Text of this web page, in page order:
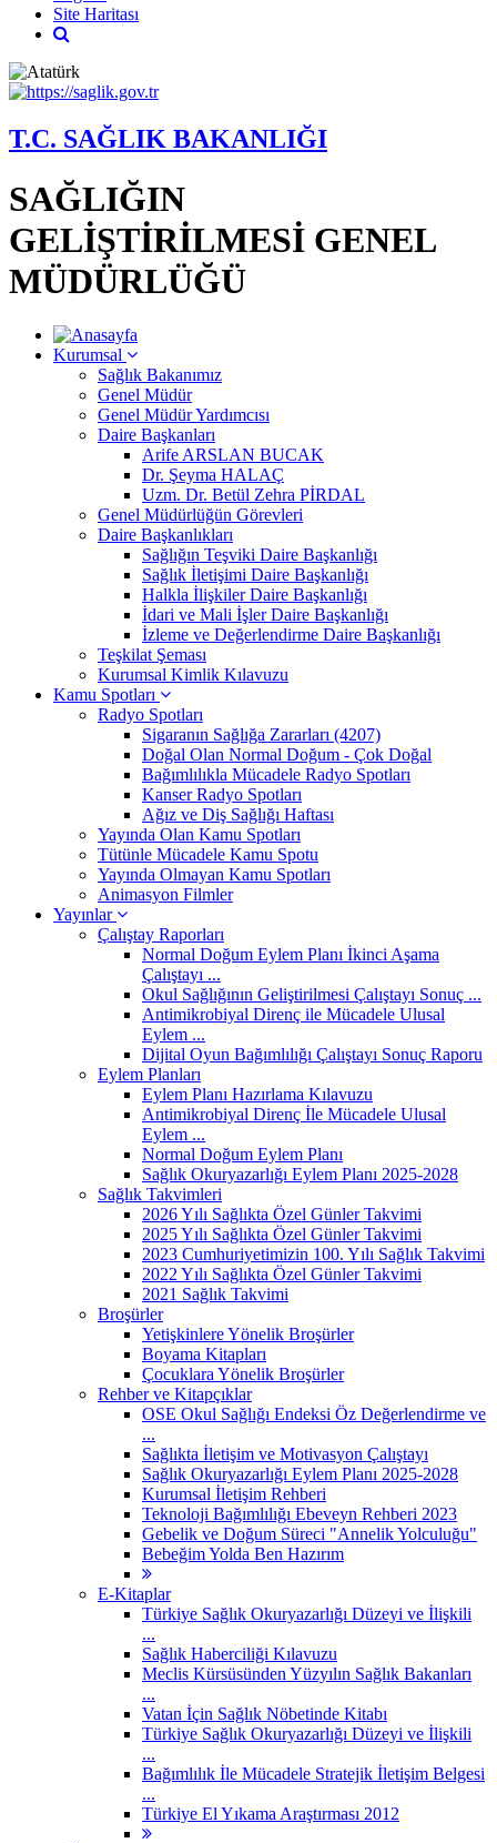
Site Haritası
T.C. SAĞLIK BAKANLIĞI
SAĞLIĞIN
GELİŞTİRİLMESİ GENEL
MÜDÜRLÜĞÜ
Kurumsal
Sağlık Bakanımız
Genel Müdür
Genel Müdür Yardımcısı
Daire Başkanları
Arife ARSLAN BUCAK
Dr. Şeyma HALAÇ
Uzm. Dr. Betül Zehra PİRDAL
Genel Müdürlüğün Görevleri
Daire Başkanlıkları
Sağlığın Teşviki Daire Başkanlığı
Sağlık İletişimi Daire Başkanlığı
Halkla İlişkiler Daire Başkanlığı
İdari ve Mali İşler Daire Başkanlığı
İzleme ve Değerlendirme Daire Başkanlığı
Teşkilat Şeması
Kurumsal Kimlik Kılavuzu
Kamu Spotları
Radyo Spotları
Sigaranın Sağlığa Zararları (4207)
Doğal Olan Normal Doğum - Çok Doğal
Bağımlılıkla Mücadele Radyo Spotları
Kanser Radyo Spotları
Ağız ve Diş Sağlığı Haftası
Yayında Olan Kamu Spotları
Tütünle Mücadele Kamu Spotu
Yayında Olmayan Kamu Spotları
Animasyon Filmler
Yayınlar
Çalıştay Raporları
Normal Doğum Eylem Planı İkinci Aşama
Çalıştayı ...
Okul Sağlığının Geliştirilmesi Çalıştayı Sonuç ...
Antimikrobiyal Direnç ile Mücadele Ulusal
Eylem ...
Dijital Oyun Bağımlılığı Çalıştayı Sonuç Raporu
Eylem Planları
Eylem Planı Hazırlama Kılavuzu
Antimikrobiyal Direnç İle Mücadele Ulusal
Eylem ...
Normal Doğum Eylem Planı
Sağlık Okuryazarlığı Eylem Planı 2025-2028
Sağlık Takvimleri
2026 Yılı Sağlıkta Özel Günler Takvimi
2025 Yılı Sağlıkta Özel Günler Takvimi
2023 Cumhuriyetimizin 100. Yılı Sağlık Takvimi
2022 Yılı Sağlıkta Özel Günler Takvimi
2021 Sağlık Takvimi
Broşürler
Yetişkinlere Yönelik Broşürler
Boyama Kitapları
Çocuklara Yönelik Broşürler
Rehber ve Kitapçıklar
OSE Okul Sağlığı Endeksi Öz Değerlendirme ve
...
Sağlıkta İletişim ve Motivasyon Çalıştayı
Sağlık Okuryazarlığı Eylem Planı 2025-2028
Kurumsal İletişim Rehberi
Teknoloji Bağımlılığı Ebeveyn Rehberi 2023
Gebelik ve Doğum Süreci "Annelik Yolculuğu"
Bebeğim Yolda Ben Hazırım
E-Kitaplar
Türkiye Sağlık Okuryazarlığı Düzeyi ve İlişkili
...
Sağlık Haberciliği Kılavuzu
Meclis Kürsüsünden Yüzyılın Sağlık Bakanları
...
Vatan İçin Sağlık Nöbetinde Kitabı
Türkiye Sağlık Okuryazarlığı Düzeyi ve İlişkili
...
Bağımlılık İle Mücadele Stratejik İletişim Belgesi
...
Türkiye El Yıkama Araştırması 2012